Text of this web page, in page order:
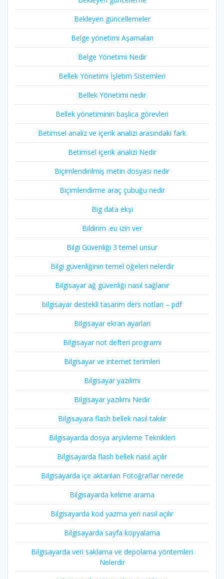
Bekleyen güncellemeler
Belge yönetimi Aşamaları
Belge Yönetimi Nedir
Bellek Yönetimi İşletim Sistemleri
Bellek Yönetimi nedir
Bellek yönetiminin başlıca görevleri
Betimsel analiz ve içerik analizi arasındaki fark
Betimsel içerik analizi Nedir
Biçimlendirilmiş metin dosyası nedir
Biçimlendirme araç çubuğu nedir
Big data ekşi
Bildirim .eu izin ver
Bilgi Güvenliği 3 temel unsur
Bilgi güvenliğinin temel öğeleri nelerdir
Bilgisayar ağ güvenliği nasıl sağlanır
bilgisayar destekli tasarim ders notları – pdf
Bilgisayar ekran ayarları
Bilgisayar not defteri programı
Bilgisayar ve internet terimleri
Bilgisayar yazılımı
Bilgisayar yazılımı Nedir
Bilgisayara flash bellek nasıl takılır
Bilgisayarda dosya arşivleme Teknikleri
Bilgisayarda flash bellek nasıl açılır
Bilgisayarda içe aktarılan Fotoğraflar nerede
Bilgisayarda kelime arama
Bilgisayarda kod yazma yeri nasıl açılır
Bilgisayarda sayfa kopyalama
Bilgisayarda veri saklama ve depolama yöntemleri
Nelerdir